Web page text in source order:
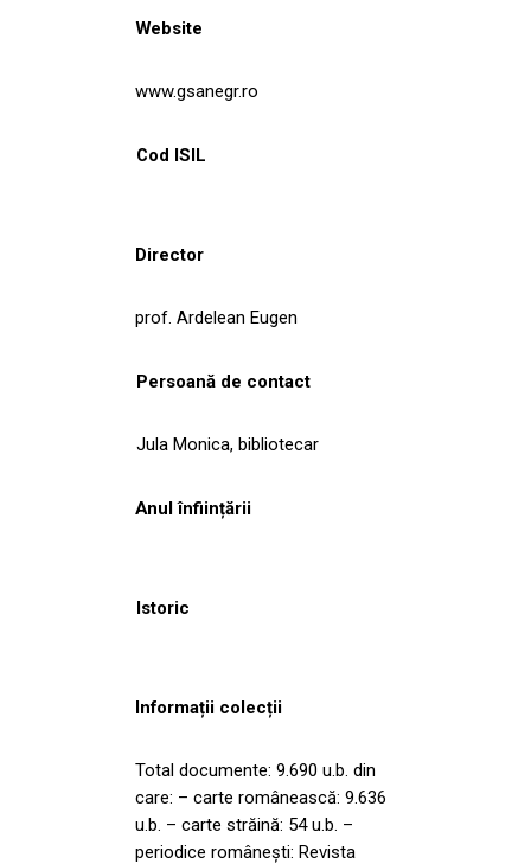
Website
www.gsanegr.ro
Cod ISIL
Director
prof. Ardelean Eugen
Persoană de contact
Jula Monica, bibliotecar
Anul înființării
Istoric
Informații colecții
Total documente: 9.690 u.b. din
care: – carte românească: 9.636
u.b. – carte străină: 54 u.b. –
periodice româneşti: Revista